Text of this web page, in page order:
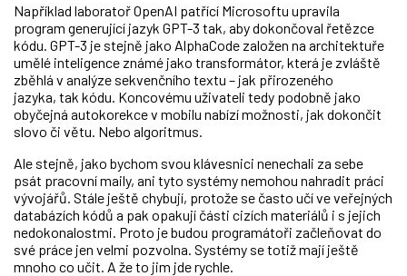
Například laboratoř OpenAI patřící Microsoftu upravila
program generující jazyk GPT-3 tak, aby dokončoval řetězce
kódu. GPT-3 je stejně jako AlphaCode založen na architektuře
umělé inteligence známé jako transformátor, která je zvláště
zběhlá v analýze sekvenčního textu – jak přirozeného
jazyka, tak kódu. Koncovému uživateli tedy podobně jako
obyčejná autokorekce v mobilu nabízí možnosti, jak dokončit
slovo či větu. Nebo algoritmus.
Ale stejně, jako bychom svou klávesnici nenechali za sebe
psát pracovní maily, ani tyto systémy nemohou nahradit práci
vývojářů. Stále ještě chybují, protože se často učí ve veřejných
databázích kódů a pak opakují části cizích materiálů i s jejich
nedokonalostmi. Proto je budou programátoři začleňovat do
své práce jen velmi pozvolna. Systémy se totiž mají ještě
mnoho co učit. A že to jim jde rychle.